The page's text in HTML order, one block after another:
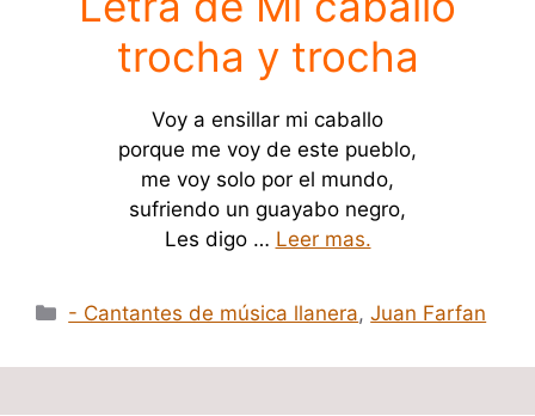
trocha y trocha
Voy a ensillar mi caballo
porque me voy de este pueblo,
me voy solo por el mundo,
sufriendo un guayabo negro,
Les digo … Leer mas.
Categorías
- Cantantes de música llanera,Juan Farfan